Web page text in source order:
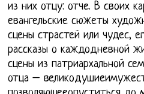
из них отцу: отче. В своих
евангельские сюжеты
сцены страстей или чудес,
рассказы о каждодневной
сцены из патриархальной
отца –